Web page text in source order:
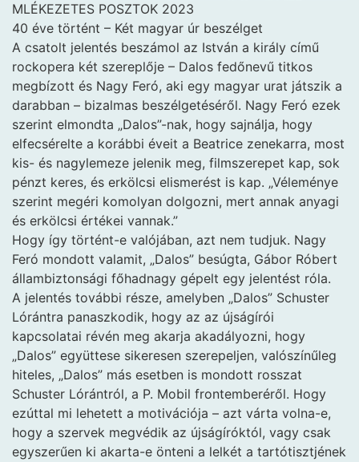
MLÉKEZETES POSZTOK 2023
40 éve történt – Két magyar úr beszélget
A csatolt jelentés beszámol az István a király című
rockopera két szereplője – Dalos fedőnevű titkos
megbízott és Nagy Feró, aki egy magyar urat játszik a
darabban – bizalmas beszélgetéséről. Nagy Feró ezek
szerint elmondta „Dalos”-nak, hogy sajnálja, hogy
elfecsérelte a korábbi éveit a Beatrice zenekarra, most
kis- és nagylemeze jelenik meg, filmszerepet kap, sok
pénzt keres, és erkölcsi elismerést is kap. „Véleménye
szerint megéri komolyan dolgozni, mert annak anyagi
és erkölcsi értékei vannak.”
Hogy így történt-e valójában, azt nem tudjuk. Nagy
Feró mondott valamit, „Dalos” besúgta, Gábor Róbert
állambiztonsági főhadnagy gépelt egy jelentést róla.
A jelentés további része, amelyben „Dalos” Schuster
Lórántra panaszkodik, hogy az az újságírói
kapcsolatai révén meg akarja akadályozni, hogy
„Dalos” együttese sikeresen szerepeljen, valószínűleg
hiteles, „Dalos” más esetben is mondott rosszat
Schuster Lórántról, a P. Mobil frontemberéről. Hogy
ezúttal mi lehetett a motivációja – azt várta volna-e,
hogy a szervek megvédik az újságíróktól, vagy csak
egyszerűen ki akarta-e önteni a lelkét a tartótisztjének